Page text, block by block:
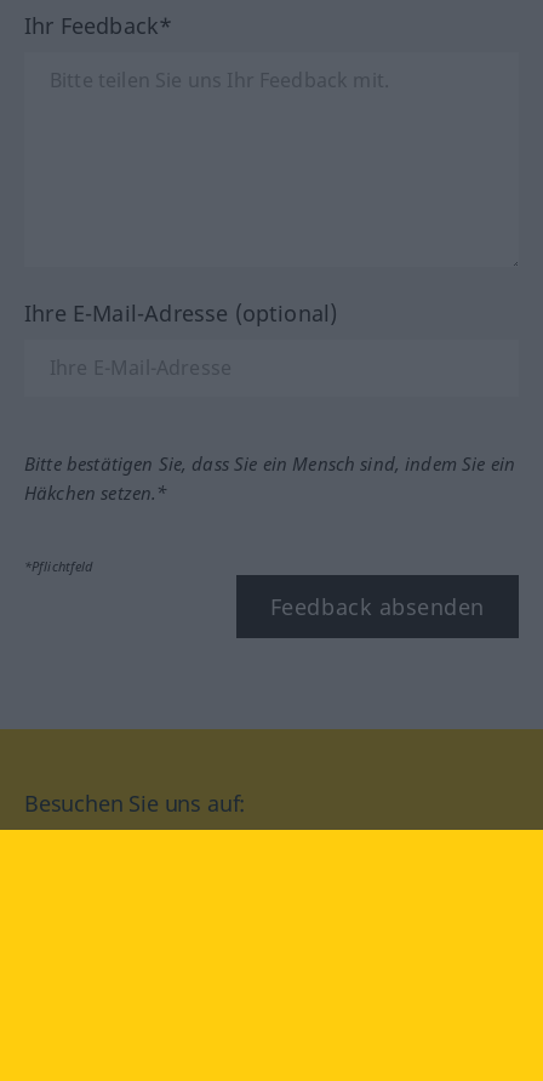
Ihr Feedback*
Ihre E-Mail-Adresse (optional)
Bitte bestätigen Sie, dass Sie ein Mensch sind, indem Sie ein
Häkchen setzen.*
*Pflichtfeld
Feedback absenden
Besuchen Sie uns auf: